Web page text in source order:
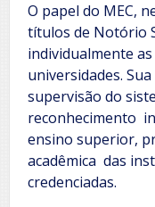
O papel do MEC,
títulos de Notório
individualmente
universidades.
supervisão do
reconhecimento
ensino superior,
acadêmica das
credenciadas.